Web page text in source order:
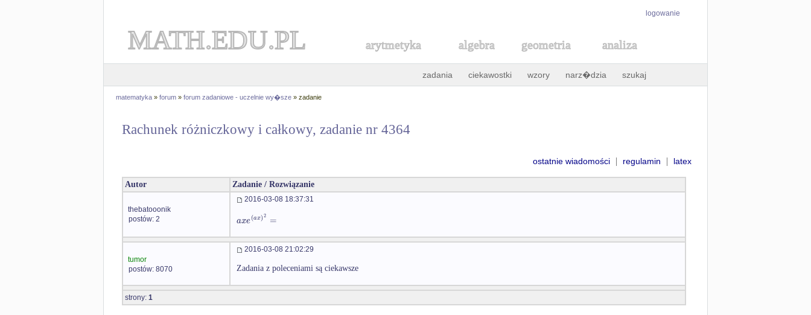
logowanie
MATH.EDU.PL arytmetyka algebra geometria analiza
zadania ciekawostki wzory narz�dzia szukaj
matematyka » forum » forum zadaniowe - uczelnie wy�sze » zadanie
Rachunek różniczkowy i całkowy, zadanie nr 4364
ostatnie wiadomości | regulamin | latex
Autor Zadanie / Rozwiązanie
thebatooonik
postów: 2
2016-03-08 18:37:31
axe(ax)2 =
tumor
postów: 8070
2016-03-08 21:02:29
Zadania z poleceniami są ciekawsze
strony: 1